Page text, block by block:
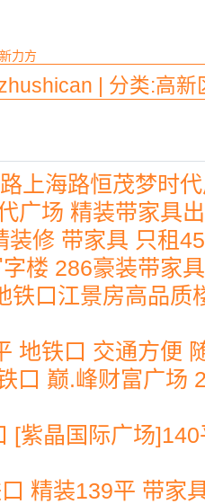
新力方
| 分类:高新
上海路恒茂梦时
广场 精装带家具
装修 带家具 只租
楼 286豪装带家
铁口江景房高品质
地铁口 交通方便
口 巅.峰财富广场
[紫晶国际广场
精装139平 带家